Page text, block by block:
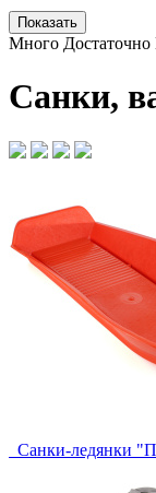
Много Достаточно
Санки,
Санки-ледянки